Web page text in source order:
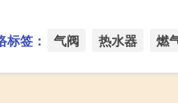
标签： 气阀 热水器 燃